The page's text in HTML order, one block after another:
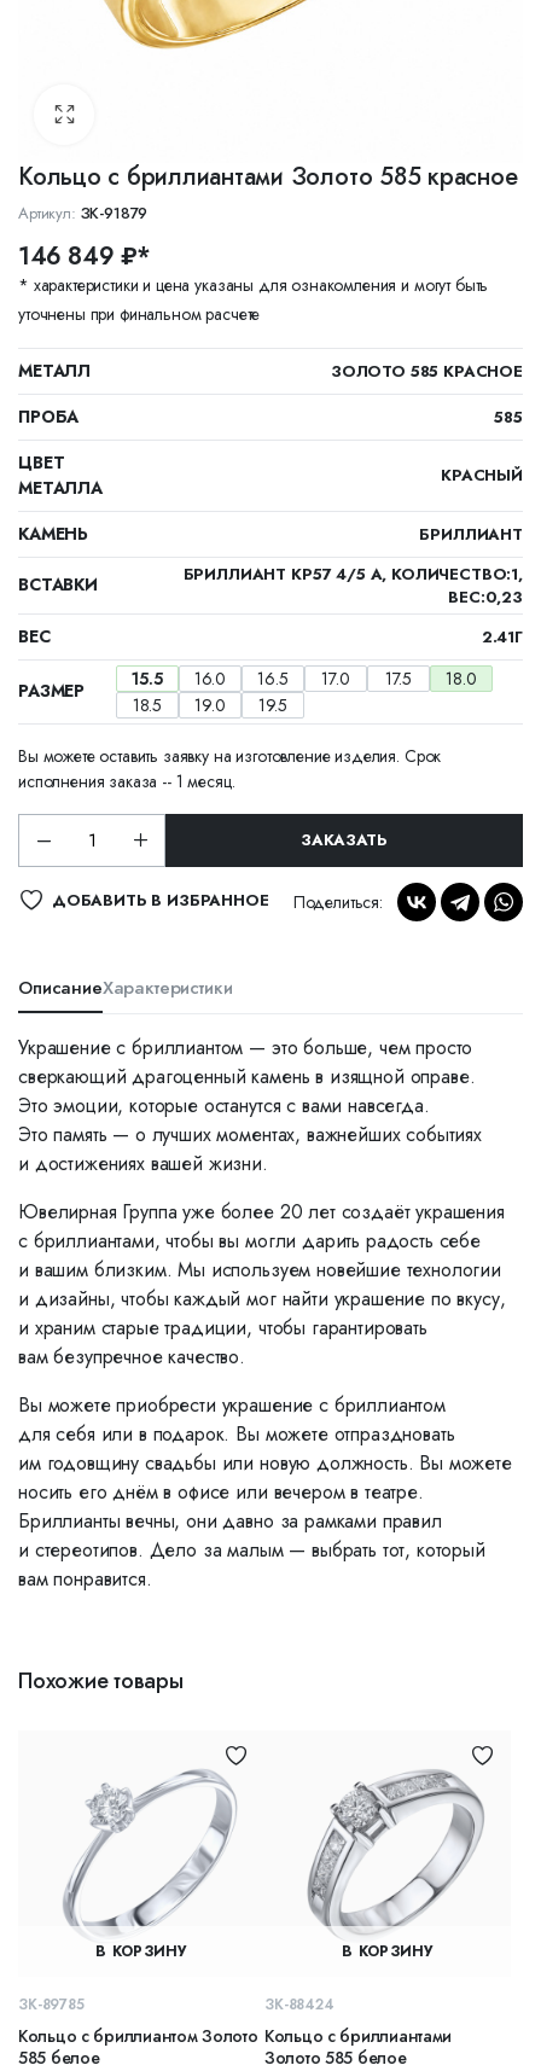
Кольцо с бриллиантами Золото 585 красное
Артикул: ЗК-91879
146 849 ₽*
* характеристики и цена указаны для ознакомления и могут быть
уточнены при финальном расчете
МЕТАЛЛ ЗОЛОТО 585 КРАСНОЕ
ПРОБА 585
ЦВЕТ
МЕТАЛЛА
КРАСНЫЙ
КАМЕНЬ БРИЛЛИАНТ
ВСТАВКИ
БРИЛЛИАНТ КР57 4/5 А, КОЛИЧЕСТВО:1,
ВЕС:0,23
ВЕС 2.41Г
РАЗМЕР 15.5 16.0 16.5 17.0 17.5
18.0
18.5
19.0 19.5
Вы можете оставить заявку на изготовление изделия. Срок
исполнения заказа -- 1 месяц.
ЗАКАЗАТЬ
ДОБАВИТЬ В ИЗБРАННОЕ Поделиться:
ОписаниеХарактеристики
Украшение с бриллиантом — это больше, чем просто
сверкающий драгоценный камень в изящной оправе.
Это эмоции, которые останутся с вами навсегда.
Это память — о лучших моментах, важнейших событиях
и достижениях вашей жизни.
Ювелирная Группа уже более 20 лет создаёт украшения
с бриллиантами, чтобы вы могли дарить радость себе
и вашим близким. Мы используем новейшие технологии
и дизайны, чтобы каждый мог найти украшение по вкусу,
и храним старые традиции, чтобы гарантировать
вам безупречное качество.
Вы можете приобрести украшение с бриллиантом
для себя или в подарок. Вы можете отпраздновать
им годовщину свадьбы или новую должность. Вы можете
носить его днём в офисе или вечером в театре.
Бриллианты вечны, они давно за рамками правил
и стереотипов. Дело за малым — выбрать тот, который
вам понравится.
Похожие товары
В КОРЗИНУ
ЗК-89785
Кольцо с бриллиантом Золото
585 белое
В КОРЗИНУ
ЗК-88424
Кольцо с бриллиантами
Золото 585 белое